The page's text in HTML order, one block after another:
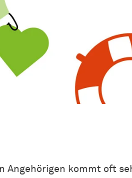
Angehörigen kommt oft